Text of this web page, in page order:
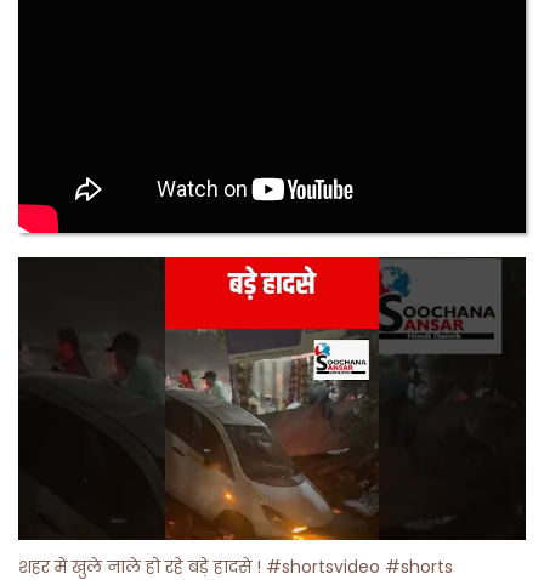
शहर में खुले नाले हो रहे बड़े हादसे ! #shortsvideo #shorts